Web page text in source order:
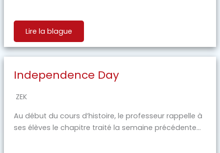
Lire la blague
Independence Day
ZEK
Au début du cours d’histoire, le professeur rappelle à
ses élèves le chapitre traité la semaine précédente...